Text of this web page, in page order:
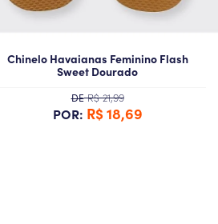
Chinelo Havaianas Feminino Flash
Sweet Dourado
DER$ 21,99
POR: R$ 18,69